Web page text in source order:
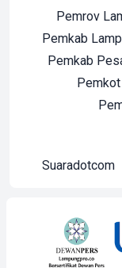
Pemrov
Pemkab
Pemkab
Suaradotcom